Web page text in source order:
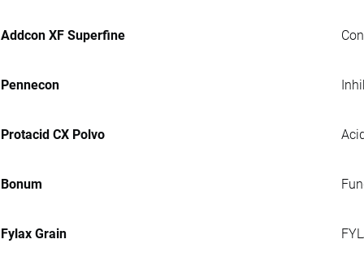
Addcon XF Superfine
Pennecon
Protacid CX Polvo
Bonum
Fylax Grain